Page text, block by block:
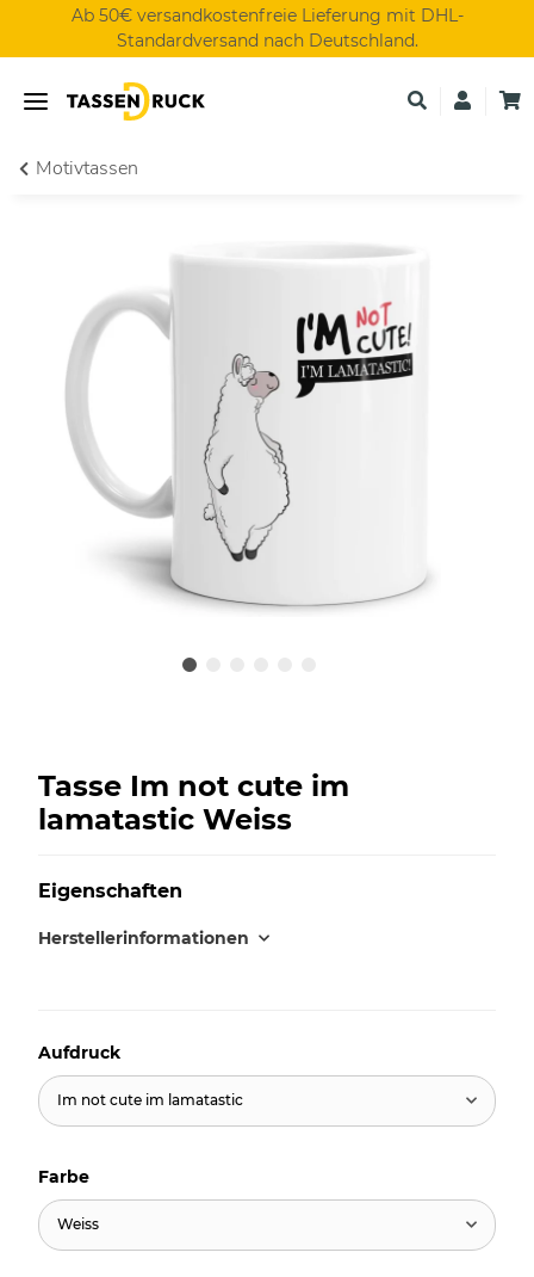
Ab 50€ versandkostenfreie Lieferung mit DHL-
Standardversand nach Deutschland.
Motivtassen
Tasse Im not cute im
lamatastic Weiss
Eigenschaften
Herstellerinformationen
Aufdruck
Im not cute im lamatastic
Farbe
Weiss